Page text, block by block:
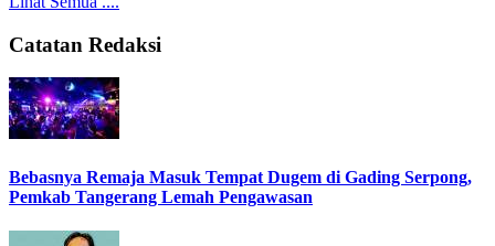
Catatan Redaksi
Bebasnya Remaja Masuk Tempat Dugem di Gading Serpong,
Pemkab Tangerang Lemah Pengawasan